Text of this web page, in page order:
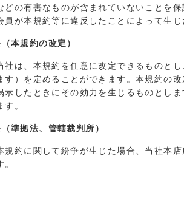
どの有害なものが含まれていないことを保
員が本規約等に違反したことによって生
本規約の改定）
社は、本規約を任意に改定できるものと
す）を定めることができます。本規約の
示したときにその効力を生じるものとし
す。
準拠法、管轄裁判所）
規約に関して紛争が生じた場合、当社本
。